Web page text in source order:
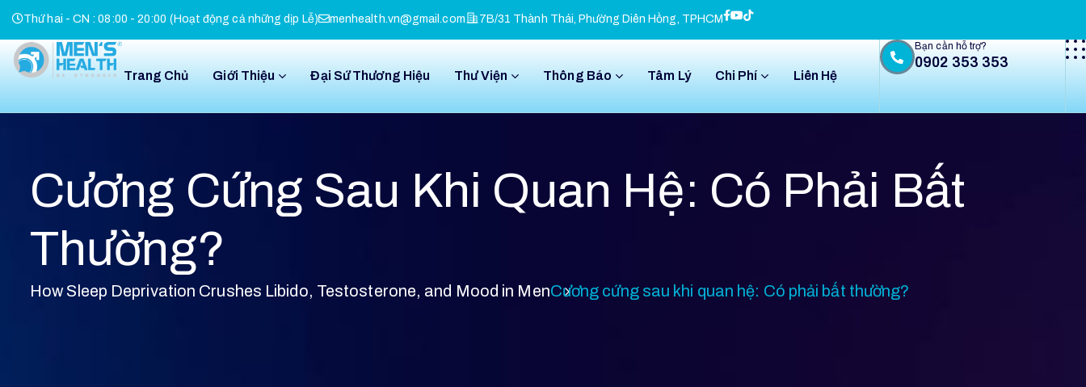
Thứ hai - CN : 08:00 - 20:00 (Hoạt động cả những dịp Lễ) menhealth.vn@gmail.com 7B/31 Thành Thái, Phường Diên Hồng, TPHCM
Trang Chủ Giới Thiệu Đại Sứ Thương Hiệu Thư Viện Thông Báo Tâm Lý Chi Phí Liên Hệ
Bạn cần hỗ trợ?
0902 353 353
Cương Cứng Sau Khi Quan Hệ: Có Phải Bất
Thường?
How Sleep Deprivation Crushes Libido, Testosterone, and Mood in MenCương cứng sau khi quan hệ: Có phải bất thường?